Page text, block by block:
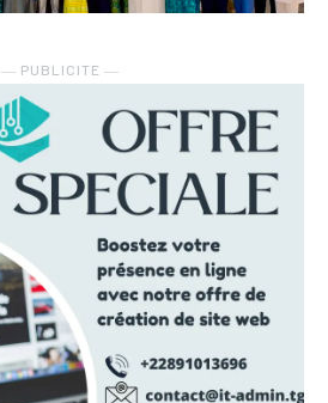
― PUBLICITE ―